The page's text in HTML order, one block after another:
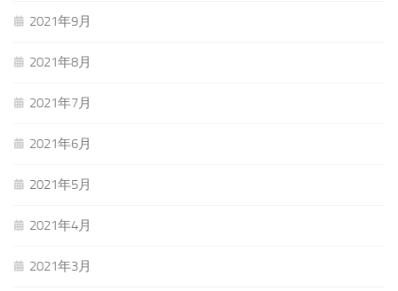
2021年9月
2021年8月
2021年7月
2021年6月
2021年5月
2021年4月
2021年3月